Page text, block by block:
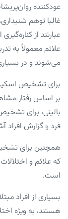
عودکننده
غالبا توهم
عبارتند از
علائم معمولاً به
می‌شوند و در
برای تشخیص
بر اساس رفتار
بالینی، برای
فرد و گزارش افراد
همچنین برای
است.
بسیاری از افراد
هستند، به ‌ویژه